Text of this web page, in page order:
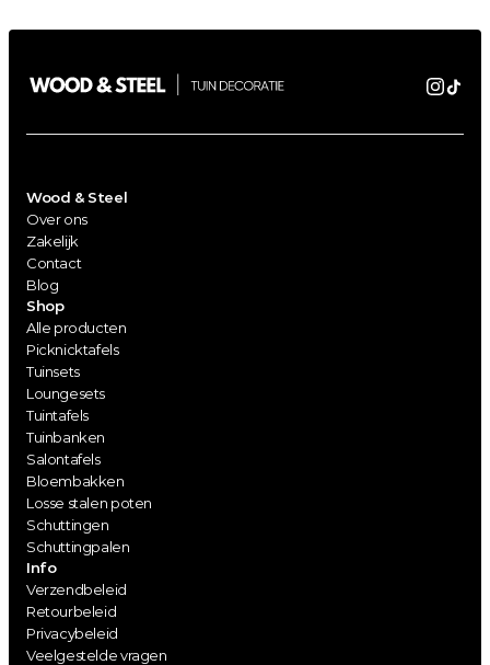
Wood & Steel
Over ons
Zakelijk
Contact
Blog
Shop
Alle producten
Picknicktafels
Tuinsets
Loungesets
Tuintafels
Tuinbanken
Salontafels
Bloembakken
Losse stalen poten
Schuttingen
Schuttingpalen
Info
Verzendbeleid
Retourbeleid
Privacybeleid
Veelgestelde vragen